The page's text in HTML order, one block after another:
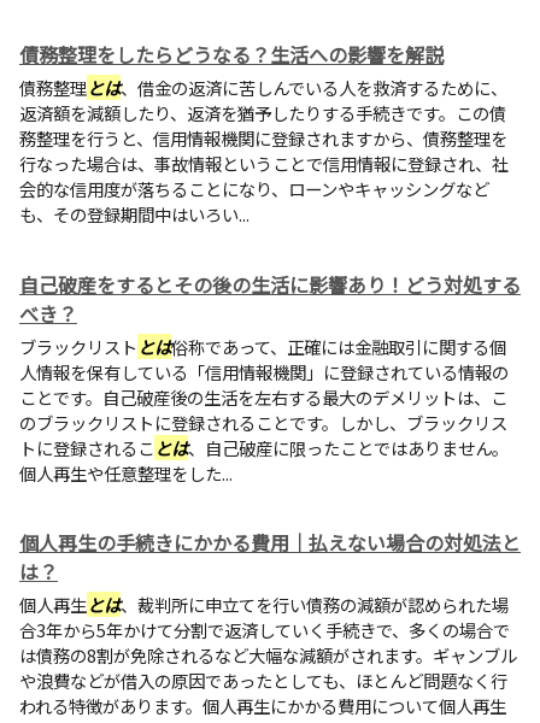
債務整理をしたらどうなる？生活への影響を解説
債務整理とは、借金の返済に苦しんでいる人を救済するために、
返済額を減額したり、返済を猶予したりする手続きです。この債
務整理を行うと、信用情報機関に登録されますから、債務整理を
行なった場合は、事故情報ということで信用情報に登録され、社
会的な信用度が落ちることになり、ローンやキャッシングなど
も、その登録期間中はいろい...
自己破産をするとその後の生活に影響あり！どう対処する
べき？
ブラックリスト とは俗称であって、正確には金融取引に関する個
人情報を保有している「信用情報機関」に登録されている情報の
ことです。自己破産後の生活を左右する最大のデメリットは、こ
のブラックリストに登録されることです。しかし、ブラックリス
トに登録されることは、自己破産に限ったことではありません。
個人再生や任意整理をした...
個人再生の手続きにかかる費用｜払えない場合の対処法と
は？
個人再生とは、裁判所に申立てを行い債務の減額が認められた場
合3年から5年かけて分割で返済していく手続きで、多くの場合で
は債務の8割が免除されるなど大幅な減額がされます。ギャンブル
や浪費などが借入の原因であったとしても、ほとんど問題なく行
われる特徴があります。個人再生にかかる費用について個人再生